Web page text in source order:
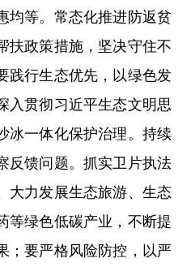
均等。常态化推进防返贫
扶政策措施，坚决守住不
践行生态优先，以绿色发
入贯彻习近平生态文明思
冰一体化保护治理。持续
反馈问题。抓实卫片执法
大力发展生态旅游、生态
等绿色低碳产业，不断提
；要严格风险防控，以严